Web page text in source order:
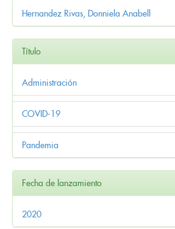
Hernandez Rivas, Donniela Anabell
Título
Administración
COVID-19
Pandemia
Fecha de lanzamiento
2020